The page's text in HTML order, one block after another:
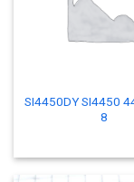
SI4450DY SI4450
8